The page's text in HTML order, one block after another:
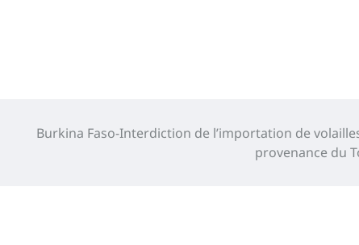
Burkina Faso-Interdiction de l’importation de
provenance du